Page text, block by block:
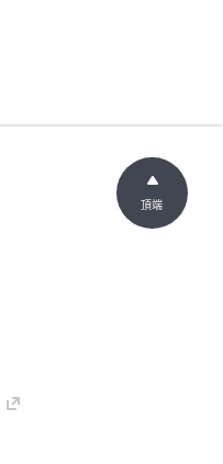
頂端